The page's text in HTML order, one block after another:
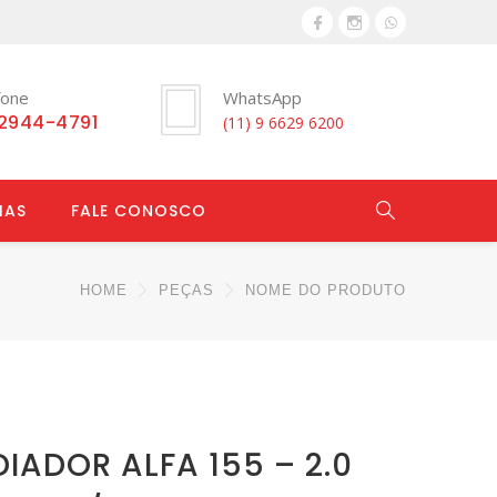
4791
WhatsApp
(11) 9 6629 6200
FALE CONOSCO
HOME PEÇAS NOME DO PRODUTO
ALFA 155 – 2.0